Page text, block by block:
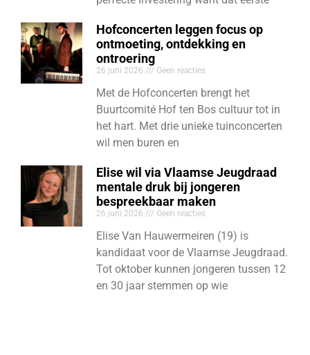
Hofconcerten leggen focus op
ontmoeting, ontdekking en
ontroering
26 juni 2026 Geen reacties
Met de Hofconcerten brengt het
Buurtcomité Hof ten Bos cultuur tot in
het hart. Met drie unieke tuinconcerten
wil men buren en
Elise wil via Vlaamse Jeugdraad
mentale druk bij jongeren
bespreekbaar maken
26 juni 2026 Geen reacties
Elise Van Hauwermeiren (19) is
kandidaat voor de Vlaamse Jeugdraad.
Tot oktober kunnen jongeren tussen 12
en 30 jaar stemmen op wie